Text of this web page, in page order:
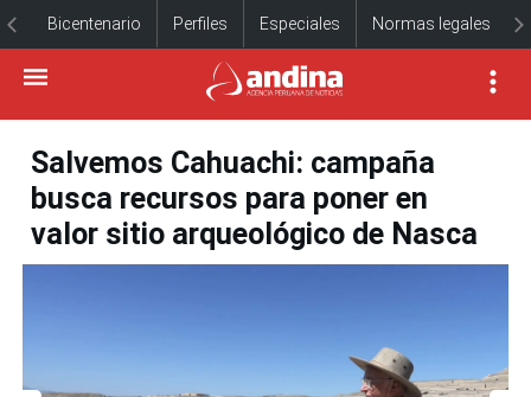
Bicentenario Perfiles Especiales Normas legales
Salvemos Cahuachi: campaña
busca recursos para poner en
valor sitio arqueológico de Nasca